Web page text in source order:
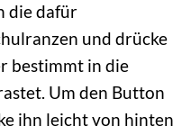
die dafür
und drücke
bestimmt in die
Um den Button
ihn leicht von hinten